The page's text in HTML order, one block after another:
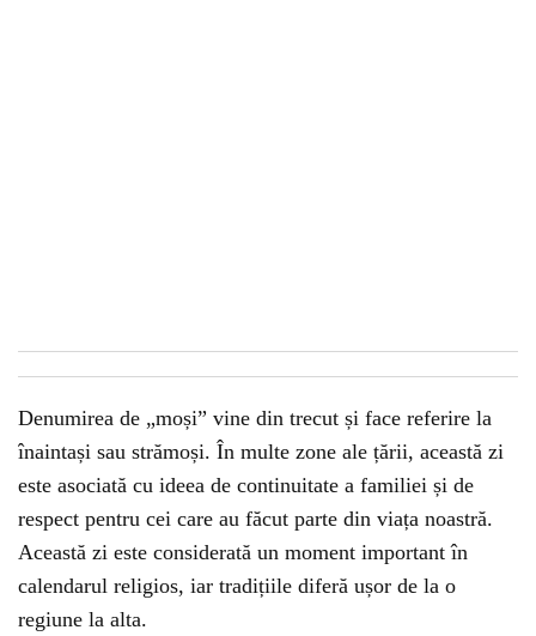
Denumirea de „moși” vine din trecut și face referire la
înaintași sau strămoși. În multe zone ale țării, această zi
este asociată cu ideea de continuitate a familiei și de
respect pentru cei care au făcut parte din viața noastră.
Această zi este considerată un moment important în
calendarul religios, iar tradițiile diferă ușor de la o
regiune la alta.